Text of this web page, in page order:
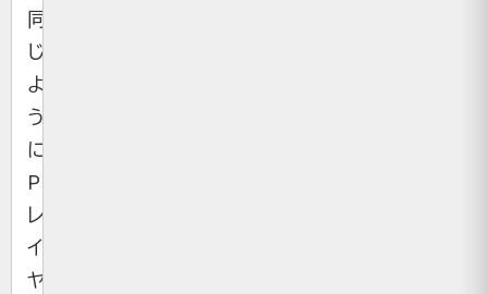
同
じ
よ
う
に、
PC（プ
レ
イ
ヤ